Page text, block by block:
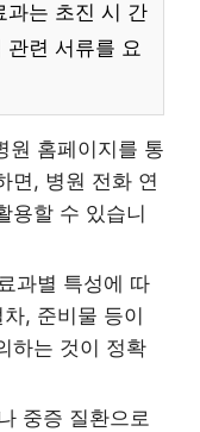
과는 초진 시 간
관련 서류를 요
원 홈페이지를 통
면, 병원 전화 연
용할 수 있습니
과별 특성에 따
, 준비물 등이
하는 것이 정확
중증 질환으로